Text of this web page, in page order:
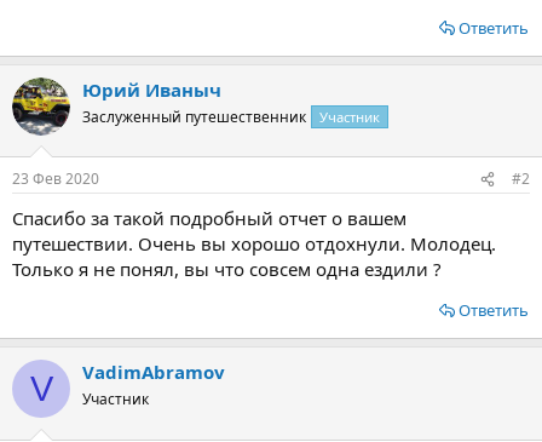
Ответить
Юрий Иваныч
Заслуженный путешественник Участник
23 Фев 2020 #2
Спасибо за такой подробный отчет о вашем
путешествии. Очень вы хорошо отдохнули. Молодец.
Только я не понял, вы что совсем одна ездили ?
Ответить
V VadimAbramov
Участник